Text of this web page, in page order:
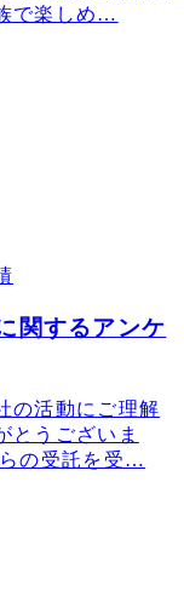
で楽しめ…
関するアンケ
の活動にご理解
とうございま
の受託を受…